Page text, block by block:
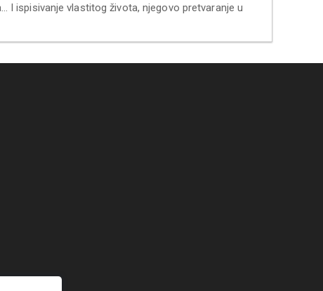
I ispisivanje vlastitog života, njegovo pretvaranje u